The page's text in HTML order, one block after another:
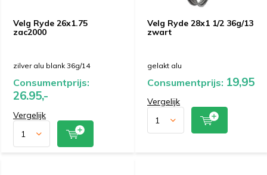
Velg Ryde 26x1.75
zac2000
zilver alu blank 36g/14
Consumentprijs:
26.95,-
Vergelijk
Velg Ryde 28x1 1/2 36g/13
zwart
gelakt alu
Consumentprijs: 19,95
Vergelijk